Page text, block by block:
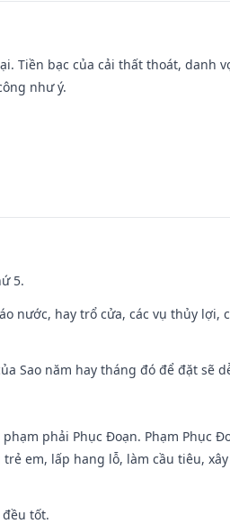
Tiền bạc của cải thất thoát, danh
như ý.
5.
nước, hay trổ cửa, các vụ thủy lợi,
Sao năm hay tháng đó để đặt sẽ
phải Phục Đoạn. Phạm Phục
em, lấp hang lỗ, làm cầu tiêu,
tốt.